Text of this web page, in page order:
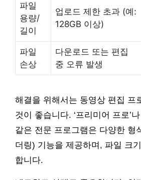
파일
용량/
길이
업로드 제한 초과 (예:
128GB 이상)
파일
손상
다운로드 또는 편집
중 오류 발생
해결을 위해서는 동영상 편집 프
것이 좋습니다. ‘프리미어 프로’나
같은 전문 프로그램은 다양한 형
더링) 기능을 제공하며, 파일 크
합니다.